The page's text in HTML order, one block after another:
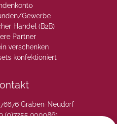
Gewerbe
Handel (B2B)
Partner
verschenken
konfektioniert
Graben-Neudorf
(0)7255 9000861